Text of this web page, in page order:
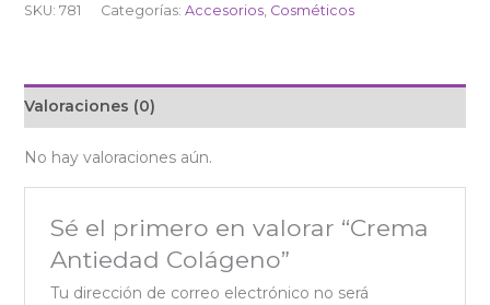
SKU: 781 Categorías: Accesorios, Cosméticos
Valoraciones (0)
No hay valoraciones aún.
Sé el primero en valorar “Crema
Antiedad Colágeno”
Tu dirección de correo electrónico no será